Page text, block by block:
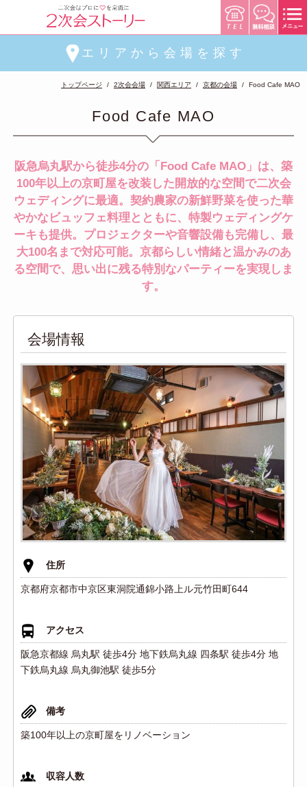
エリアから会場を探す
トップページ 2次会会場 関西エリア 京都の会場 Food Cafe MAO
Food Cafe MAO
阪急烏丸駅から徒歩4分の「Food Cafe MAO」は、築
100年以上の京町屋を改装した開放的な空間で二次会
ウェディングに最適。契約農家の新鮮野菜を使った華
やかなビュッフェ料理とともに、特製ウェディングケ
ーキも提供。プロジェクターや音響設備も完備し、最
大100名まで対応可能。京都らしい情緒と温かみのあ
る空間で、思い出に残る特別なパーティーを実現しま
す。
会場情報
住所
京都府京都市中京区東洞院通錦小路上ル元竹田町644
アクセス
阪急京都線 烏丸駅 徒歩4分 地下鉄烏丸線 四条駅 徒歩4分 地
下鉄烏丸線 烏丸御池駅 徒歩5分
備考
築100年以上の京町屋をリノベーション
収容人数